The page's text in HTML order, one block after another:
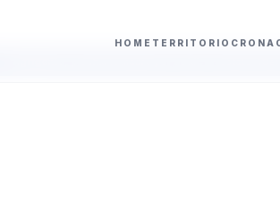
HOME TERRITORIO
madre per soldi: arrestato 40enne